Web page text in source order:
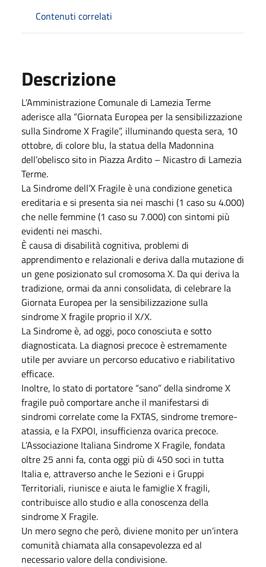
Contenuti correlati
Descrizione
L’Amministrazione Comunale di Lamezia Terme
aderisce alla “Giornata Europea per la sensibilizzazione
sulla Sindrome X Fragile”, illuminando questa sera, 10
ottobre, di colore blu, la statua della Madonnina
dell’obelisco sito in Piazza Ardito – Nicastro di Lamezia
Terme.
La Sindrome dell’X Fragile è una condizione genetica
ereditaria e si presenta sia nei maschi (1 caso su 4.000)
che nelle femmine (1 caso su 7.000) con sintomi più
evidenti nei maschi.
È causa di disabilità cognitiva, problemi di
apprendimento e relazionali e deriva dalla mutazione di
un gene posizionato sul cromosoma X. Da qui deriva la
tradizione, ormai da anni consolidata, di celebrare la
Giornata Europea per la sensibilizzazione sulla
sindrome X fragile proprio il X/X.
La Sindrome è, ad oggi, poco conosciuta e sotto
diagnosticata. La diagnosi precoce è estremamente
utile per avviare un percorso educativo e riabilitativo
efficace.
Inoltre, lo stato di portatore “sano” della sindrome X
fragile può comportare anche il manifestarsi di
sindromi correlate come la FXTAS, sindrome tremore-
atassia, e la FXPOI, insufficienza ovarica precoce.
L’Associazione Italiana Sindrome X Fragile, fondata
oltre 25 anni fa, conta oggi più di 450 soci in tutta
Italia e, attraverso anche le Sezioni e i Gruppi
Territoriali, riunisce e aiuta le famiglie X fragili,
contribuisce allo studio e alla conoscenza della
sindrome X Fragile.
Un mero segno che però, diviene monito per un’intera
comunità chiamata alla consapevolezza ed al
necessario valore della condivisione.